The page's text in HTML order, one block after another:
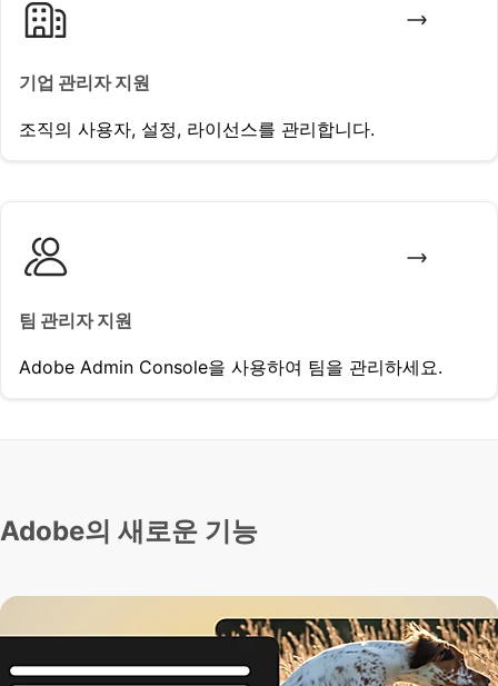
기업 관리자 지원
조직의 사용자, 설정, 라이선스를 관리합니다.
팀 관리자 지원
Adobe Admin Console을 사용하여 팀을 관리하세요.
Adobe의 새로운 기능